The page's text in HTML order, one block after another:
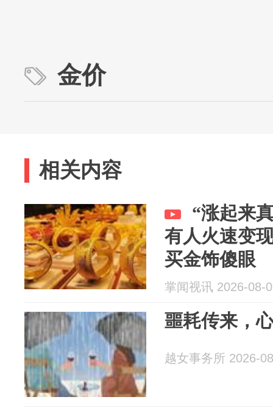
金价
相关内容
“涨起来
有人火速变
买金饰傻眼
掌闻视讯 2026-08-
噩耗传来，
越女事务所 2026-